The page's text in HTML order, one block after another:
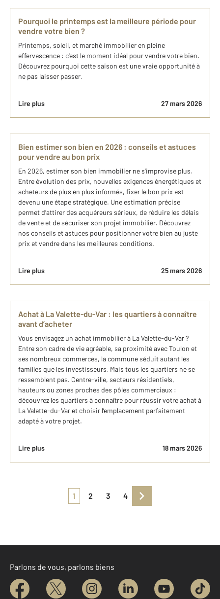
Pourquoi le printemps est la meilleure période pour
vendre votre bien ?
Printemps, soleil, et marché immobilier en pleine
effervescence : c'est le moment idéal pour vendre votre bien.
Découvrez pourquoi cette saison est une vraie opportunité à
ne pas laisser passer.
Lire plus 27 mars 2026
Bien estimer son bien en 2026 : conseils et astuces
pour vendre au bon prix
En 2026, estimer son bien immobilier ne s’improvise plus.
Entre évolution des prix, nouvelles exigences énergétiques et
acheteurs de plus en plus informés, fixer le bon prix est
devenu une étape stratégique. Une estimation précise
permet d’attirer des acquéreurs sérieux, de réduire les délais
de vente et de sécuriser son projet immobilier. Découvrez
nos conseils et astuces pour positionner votre bien au juste
prix et vendre dans les meilleures conditions.
Lire plus 25 mars 2026
Achat à La Valette-du-Var : les quartiers à connaître
avant d’acheter
Vous envisagez un achat immobilier à La Valette-du-Var ?
Entre son cadre de vie agréable, sa proximité avec Toulon et
ses nombreux commerces, la commune séduit autant les
familles que les investisseurs. Mais tous les quartiers ne se
ressemblent pas. Centre-ville, secteurs résidentiels,
hauteurs ou zones proches des pôles commerciaux :
découvrez les quartiers à connaître pour réussir votre achat à
La Valette-du-Var et choisir l’emplacement parfaitement
adapté à votre projet.
Lire plus 18 mars 2026
1 2 3 4
Parlons de vous, parlons biens